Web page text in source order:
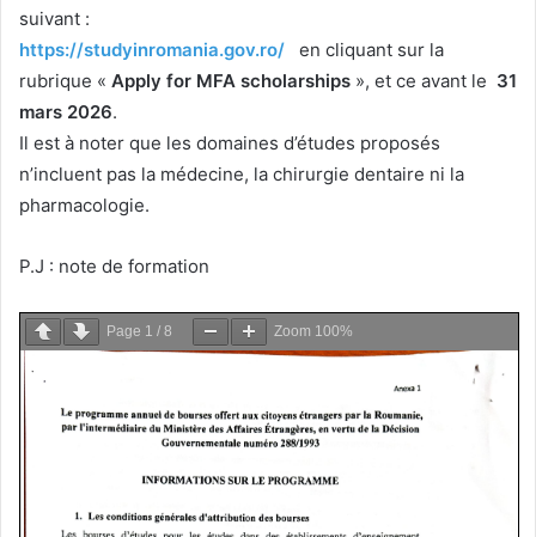
suivant :
https://studyinromania.gov.ro/ en cliquant sur la
rubrique « Apply for MFA scholarships », et ce avant le 31
mars 2026.
Il est à noter que les domaines d’études proposés
n’incluent pas la médecine, la chirurgie dentaire ni la
pharmacologie.
P.J : note de formation
Page 1 / 8 Zoom 100%